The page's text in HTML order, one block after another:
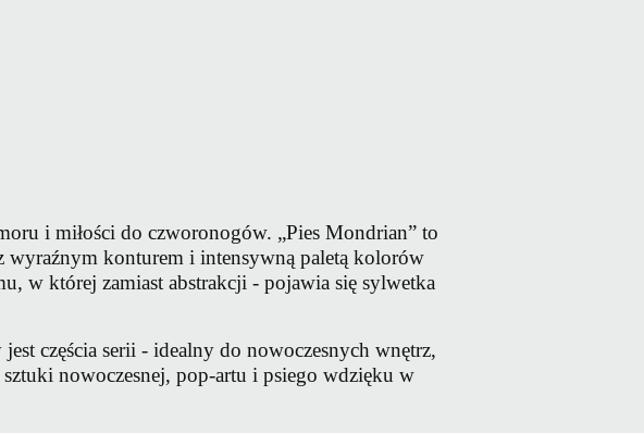
i miłości do czworonogów. „Pies Mondrian” to
wyraźnym konturem i intensywną paletą kolorów
w której zamiast abstrakcji - pojawia się sylwetka
częścia serii - idealny do nowoczesnych wnętrz,
nowoczesnej, pop-artu i psiego wdzięku w